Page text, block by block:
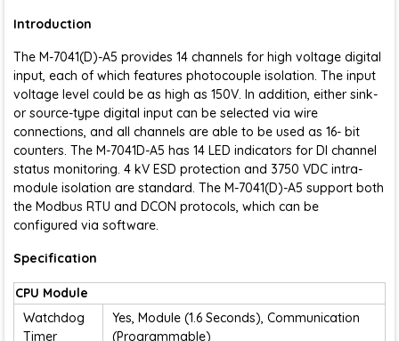
Introduction
The M-7041(D)-A5 provides 14 channels for high voltage digital
input, each of which features photocouple isolation. The input
voltage level could be as high as 150V. In addition, either sink-
or source-type digital input can be selected via wire
connections, and all channels are able to be used as 16- bit
counters. The M-7041D-A5 has 14 LED indicators for DI channel
status monitoring. 4 kV ESD protection and 3750 VDC intra-
module isolation are standard. The M-7041(D)-A5 support both
the Modbus RTU and DCON protocols, which can be
configured via software.
Specification
CPU Module
Watchdog
Timer
Yes, Module (1.6 Seconds), Communication
(Programmable)